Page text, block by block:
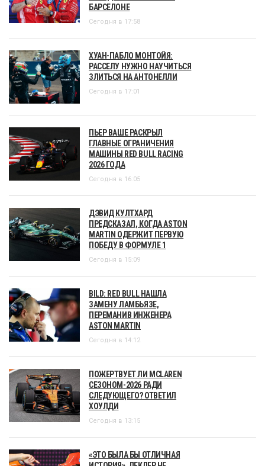
БАРСЕЛОНЕ
Сегодня в 17:58
ХУАН-ПАБЛО МОНТОЙЯ:
РАССЕЛУ НУЖНО НАУЧИТЬСЯ
ЗЛИТЬСЯ НА АНТОНЕЛЛИ
Сегодня в 17:01
ПЬЕР ВАШЕ РАСКРЫЛ
ГЛАВНЫЕ ОГРАНИЧЕНИЯ
МАШИНЫ RED BULL RACING
2026 ГОДА
Сегодня в 16:05
ДЭВИД КУЛТХАРД
ПРЕДСКАЗАЛ, КОГДА ASTON
MARTIN ОДЕРЖИТ ПЕРВУЮ
ПОБЕДУ В ФОРМУЛЕ 1
Сегодня в 15:09
BILD: RED BULL НАШЛА
ЗАМЕНУ ЛАМБЬЯЗЕ,
ПЕРЕМАНИВ ИНЖЕНЕРА
ASTON MARTIN
Сегодня в 14:12
ПОЖЕРТВУЕТ ЛИ MCLAREN
СЕЗОНОМ-2026 РАДИ
СЛЕДУЮЩЕГО? ОТВЕТИЛ
ХОУЛДИ
Сегодня в 13:15
«ЭТО БЫЛА БЫ ОТЛИЧНАЯ